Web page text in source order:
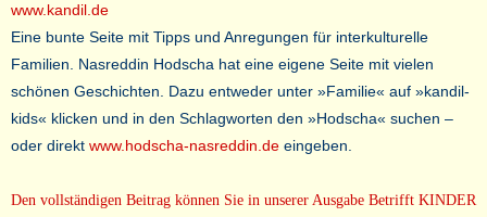
www.kandil.de
Eine bunte Seite mit Tipps und Anregungen für interkulturelle
Familien. Nasreddin Hodscha hat eine eigene Seite mit vielen
schönen Geschichten. Dazu entweder unter »Familie« auf »kandil-
kids« klicken und in den Schlagworten den »Hodscha« suchen –
oder direkt www.hodscha-nasreddin.de eingeben.
Den vollständigen Beitrag können Sie in unserer Ausgabe Betrifft KINDER